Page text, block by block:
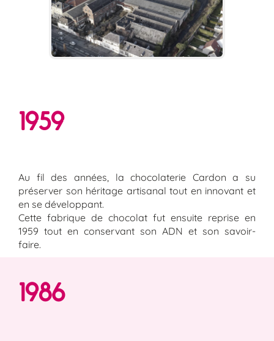
1959
Au fil des années, la chocolaterie Cardon a su
préserver son héritage artisanal tout en innovant et
en se développant.
Cette fabrique de chocolat fut ensuite reprise en
1959 tout en conservant son ADN et son savoir-
faire.
1986